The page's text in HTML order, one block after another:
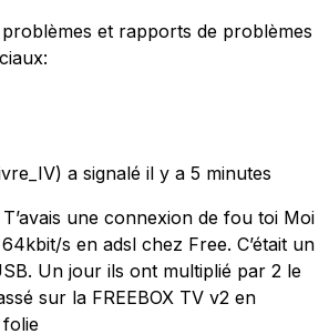
et rapports de problèmes
a signalé il y a 5 minutes
une connexion de fou toi Moi
s en adsl chez Free. C’était un
Un jour ils ont multiplié par 2 le
sur la FREEBOX TV v2 en
folie